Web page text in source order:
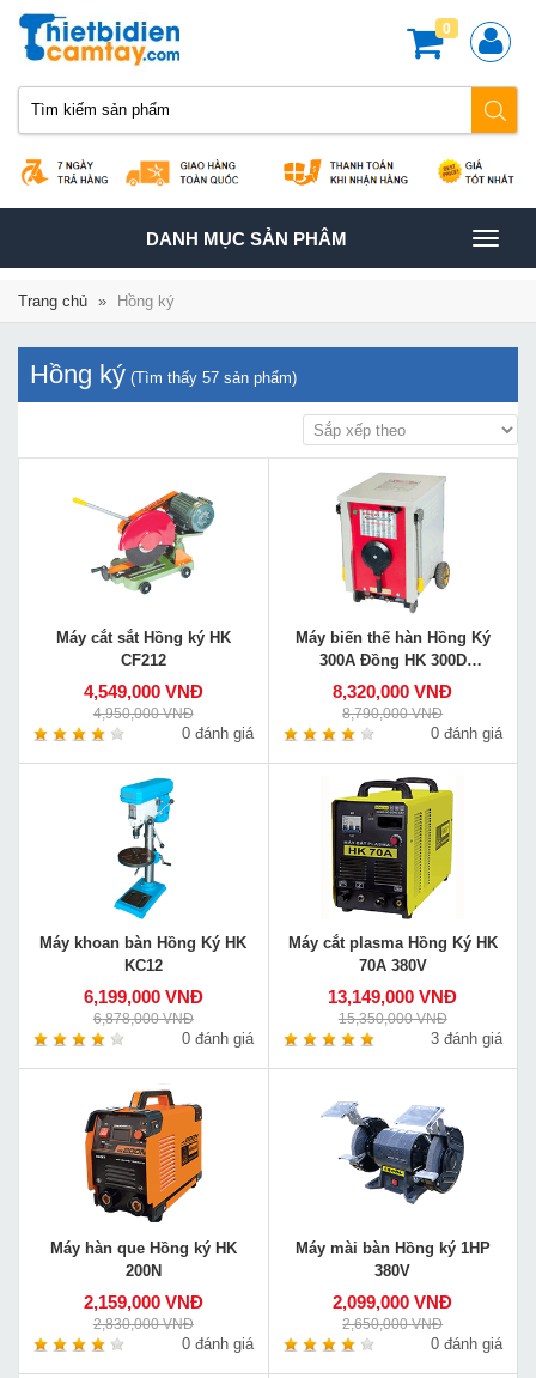
0
TOGGLE
NAVIGATION
DANH MỤC SẢN PHÂM
Trang chủ » Hồng ký
Hồng ký (Tìm thấy 57 sản phẩm)
Máy cắt sắt Hồng ký HK
CF212
4,549,000 VNĐ
4,950,000 VNĐ
0 đánh giá
Máy biến thế hàn Hồng Ký
300A Đồng HK 300D
220V/380V
8,320,000 VNĐ
8,790,000 VNĐ
0 đánh giá
Máy khoan bàn Hồng Ký HK
KC12
6,199,000 VNĐ
6,878,000 VNĐ
0 đánh giá
Máy cắt plasma Hồng Ký HK
70A 380V
13,149,000 VNĐ
15,350,000 VNĐ
3 đánh giá
Máy hàn que Hồng ký HK
200N
2,159,000 VNĐ
2,830,000 VNĐ
0 đánh giá
Máy mài bàn Hồng ký 1HP
380V
2,099,000 VNĐ
2,650,000 VNĐ
0 đánh giá